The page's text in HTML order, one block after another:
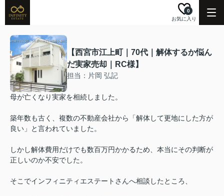
お気に入り
0
【西宮市江上町｜70代｜解体するか悩ん
だ実家売却｜RC様】
担当：片岡 弘記
母が亡くなり実家を相続しました。
築年数も古く、複数の不動産会社から「解体して更地にした方が
良い」と言われていました。
しかし解体費用だけでも数百万円かかるため、本当にその判断が
正しいのか不安でした。
そこでインフィニティエステートさんへ相談したところ、